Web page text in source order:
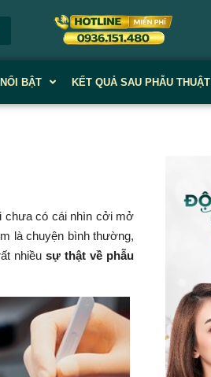
BẬT KẾT QUẢ SAU PHẪU THUẬT
chưa có cái nhìn cởi mở
là chuyện bình thường,
nhiềusự thật về phẫu